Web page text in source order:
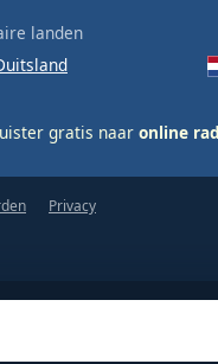
landen
gratis naar online
Privacy